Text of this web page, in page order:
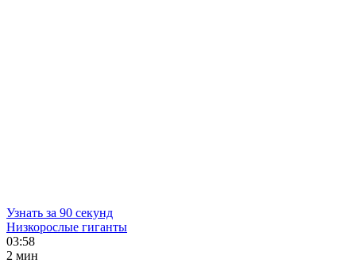
Узнать за 90 секунд
Низкорослые гиганты
03:58
2 мин